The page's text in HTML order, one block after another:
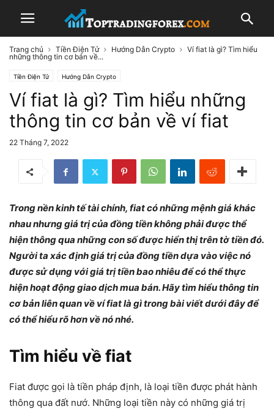
Trang chủ Tiền Điện Tử Hướng Dẫn Crypto
Ví fiat là gì? Tìm hiểu
những thông tin cơ bản về...
Tiền Điện Tử Hướng Dẫn Crypto
Ví fiat là gì? Tìm hiểu những
thông tin cơ bản về ví fiat
22 Tháng 7, 2022
Trong nền kinh tế tài chính, fiat có những mệnh giá khác
nhau nhưng giá trị của đồng tiền không phải được thể
hiện thông qua những con số được hiển thị trên tờ tiền đó.
Người ta xác định giá trị của đồng tiền dựa vào việc nó
được sử dụng với giá trị tiền bao nhiêu để có thể thực
hiện hoạt động giao dịch mua bán. Hãy tìm hiểu thông tin
cơ bản liên quan về ví fiat là gì trong bài viết dưới đây để
có thể hiểu rõ hơn về nó nhé.
Tìm hiểu về fiat
Fiat được gọi là tiền pháp định, là loại tiền được phát hành
thông qua đất nướ. Những loại tiền này có những giá trị